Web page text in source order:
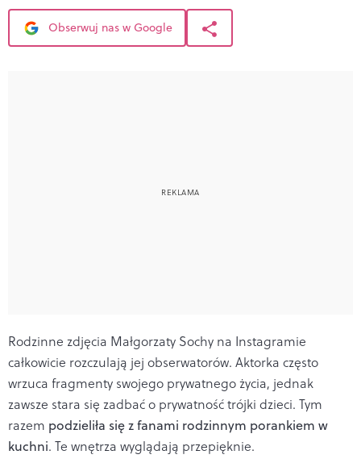
Obserwuj nas w Google
Rodzinne zdjęcia Małgorzaty Sochy na Instagramie
całkowicie rozczulają jej obserwatorów. Aktorka często
wrzuca fragmenty swojego prywatnego życia, jednak
zawsze stara się zadbać o prywatność trójki dzieci. Tym
razem podzieliła się z fanami rodzinnym porankiem w
kuchni. Te wnętrza wyglądają przepięknie.